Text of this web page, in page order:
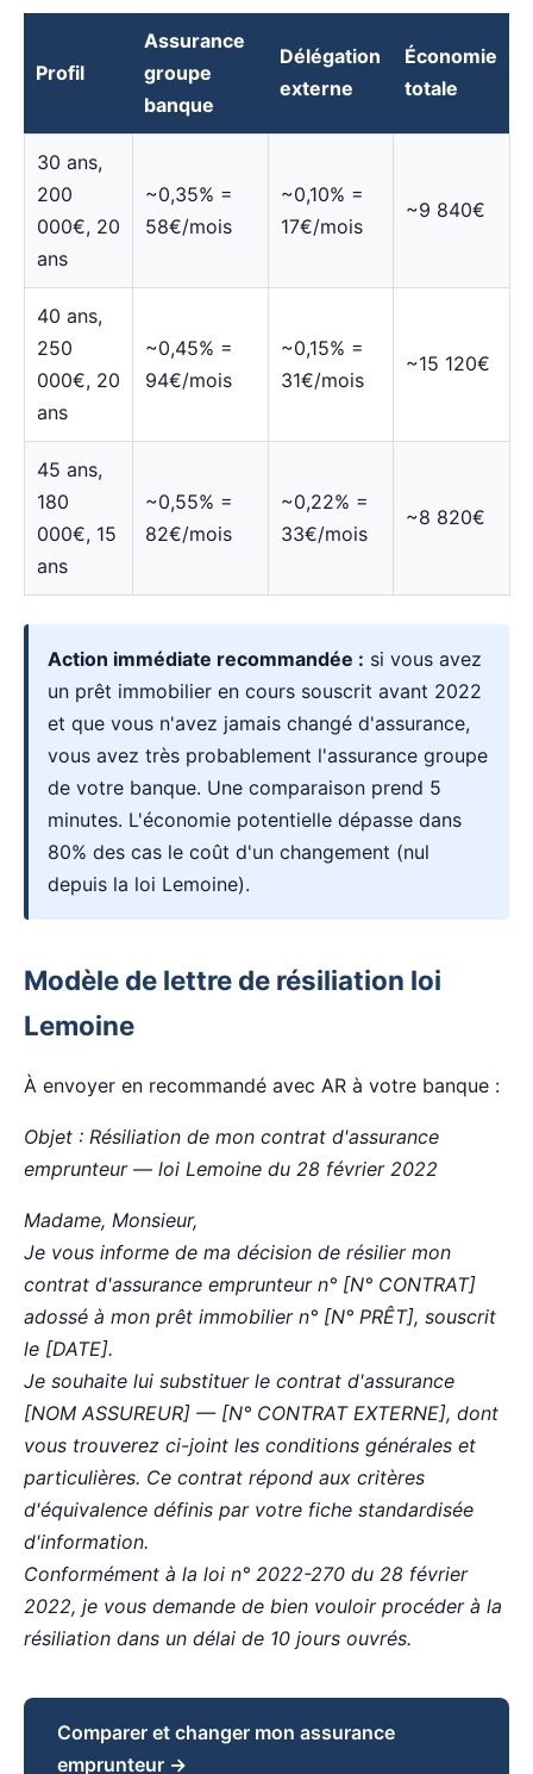
Profil
Assurance
groupe
banque
Délégation
externe
Économie
totale
30 ans,
200
000€, 20
ans
~0,35% =
58€/mois
~0,10% =
17€/mois
~9 840€
40 ans,
250
000€, 20
ans
~0,45% =
94€/mois
~0,15% =
31€/mois
~15 120€
45 ans,
180
000€, 15
ans
~0,55% =
82€/mois
~0,22% =
33€/mois
~8 820€
Action immédiate recommandée : si vous avez
un prêt immobilier en cours souscrit avant 2022
et que vous n'avez jamais changé d'assurance,
vous avez très probablement l'assurance groupe
de votre banque. Une comparaison prend 5
minutes. L'économie potentielle dépasse dans
80% des cas le coût d'un changement (nul
depuis la loi Lemoine).
Modèle de lettre de résiliation loi
Lemoine
À envoyer en recommandé avec AR à votre banque :
Objet : Résiliation de mon contrat d'assurance
emprunteur — loi Lemoine du 28 février 2022
Madame, Monsieur,
Je vous informe de ma décision de résilier mon
contrat d'assurance emprunteur n° [N° CONTRAT]
adossé à mon prêt immobilier n° [N° PRÊT], souscrit
le [DATE].
Je souhaite lui substituer le contrat d'assurance
[NOM ASSUREUR] — [N° CONTRAT EXTERNE], dont
vous trouverez ci-joint les conditions générales et
particulières. Ce contrat répond aux critères
d'équivalence définis par votre fiche standardisée
d'information.
Conformément à la loi n° 2022-270 du 28 février
2022, je vous demande de bien vouloir procéder à la
résiliation dans un délai de 10 jours ouvrés.
Comparer et changer mon assurance
emprunteur →